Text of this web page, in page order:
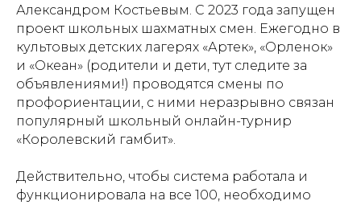
Александром Костьевым. С 2023 года запущен
проект школьных шахматных смен. Ежегодно в
культовых детских лагерях «Артек», «Орленок»
и «Океан» (родители и дети, тут следите за
объявлениями!) проводятся смены по
профориентации, с ними неразрывно связан
популярный школьный онлайн-турнир
«Королевский гамбит».
Действительно, чтобы система работала и
функционировала на все 100, необходимо